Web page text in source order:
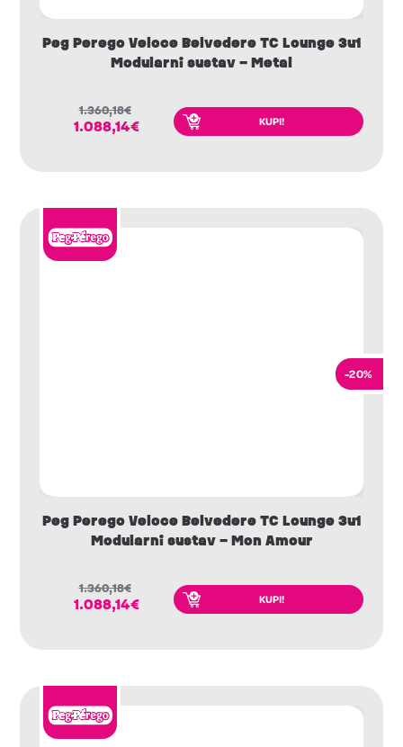
Peg Perego Veloce Belvedere TC Lounge 3u1
Modularni sustav – Metal
1.360,18€
1.088,14€ KUPI!
-20%
Peg Perego Veloce Belvedere TC Lounge 3u1
Modularni sustav – Mon Amour
1.360,18€
1.088,14€ KUPI!